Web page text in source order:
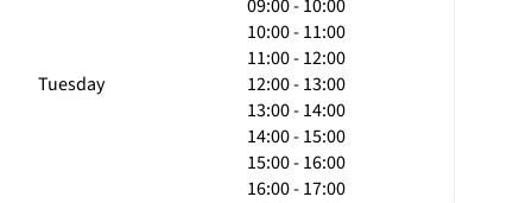
Tuesday
09:00 - 10:00
10:00 - 11:00
11:00 - 12:00
12:00 - 13:00
13:00 - 14:00
14:00 - 15:00
15:00 - 16:00
16:00 - 17:00